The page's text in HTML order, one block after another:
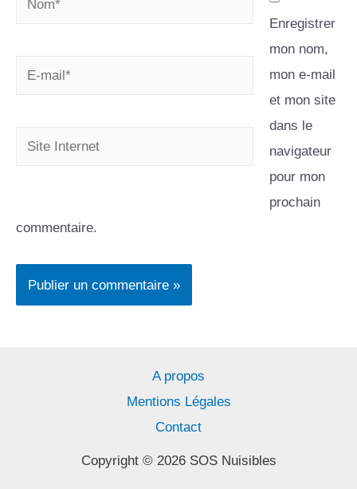
Enregistrer
mon nom,
mon e-mail
et mon site
dans le
navigateur
pour mon
prochain
commentaire.
A propos
Mentions Légales
Contact
Copyright © 2026 SOS Nuisibles